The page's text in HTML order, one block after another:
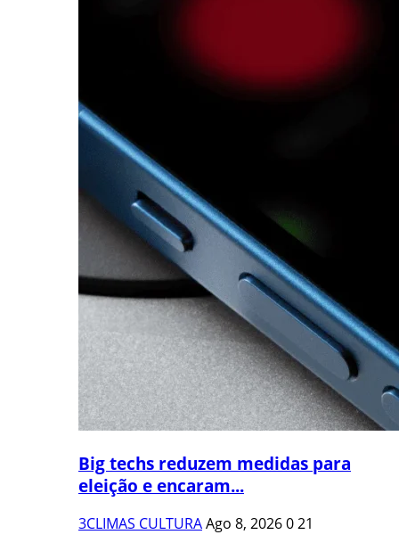
Big techs reduzem medidas para
eleição e encaram...
3CLIMAS CULTURAAgo 8, 2026021